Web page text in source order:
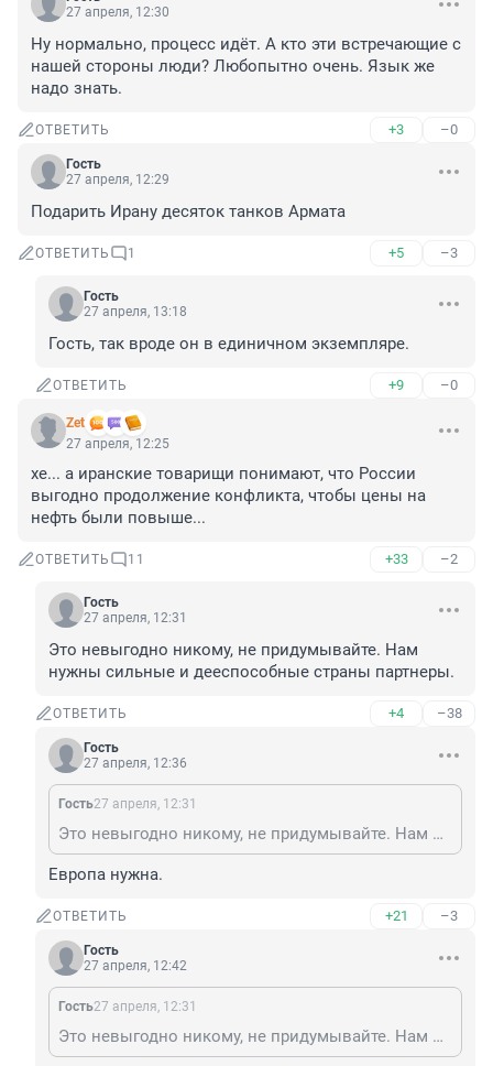
27 апреля, 12:30
Ну нормально, процесс идёт. А кто эти встречающие с
нашей стороны люди? Любопытно очень. Язык же
надо знать.
ОТВЕТИТЬ +3 –0
Гость
27 апреля, 12:29
Подарить Ирану десяток танков Армата
ОТВЕТИТЬ 1 +5 –3
Гость
27 апреля, 13:18
Гость, так вроде он в единичном экземпляре.
ОТВЕТИТЬ +9 –0
Zet
27 апреля, 12:25
хе... а иранские товарищи понимают, что России
выгодно продолжение конфликта, чтобы цены на
нефть были повыше...
ОТВЕТИТЬ 11 +33 –2
Гость
27 апреля, 12:31
Это невыгодно никому, не придумывайте. Нам
нужны сильные и дееспособные страны партнеры.
ОТВЕТИТЬ +4 –38
Гость
27 апреля, 12:36
Гость27 апреля, 12:31
Это невыгодно никому, не придумывайте. Нам нужны сильные и дееспособные страны партнеры.
Европа нужна.
ОТВЕТИТЬ +21 –3
Гость
27 апреля, 12:42
Гость27 апреля, 12:31
Это невыгодно никому, не придумывайте. Нам нужны сильные и дееспособные страны партнеры.